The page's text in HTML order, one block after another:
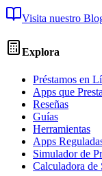
Visita nuestro
Explora
Préstamos en
Apps que
Reseñas
Guías
Herramientas
Apps
Simulador de
Calculadora de